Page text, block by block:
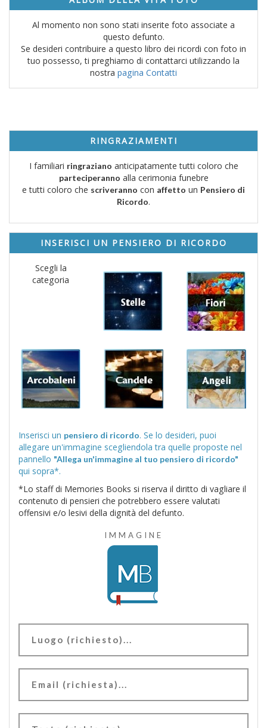
Al momento non sono stati inserite foto associate a
questo defunto.
Se desideri contribuire a questo libro dei ricordi con foto in
tuo possesso, ti preghiamo di contattarci utilizzando la
nostra pagina Contatti
RINGRAZIAMENTI
I familiari ringraziano anticipatamente tutti coloro che
parteciperanno alla cerimonia funebre
e tutti coloro che scriveranno con affetto un Pensiero di
Ricordo.
INSERISCI UN PENSIERO DI RICORDO
Scegli la
categoria
Inserisci un pensiero di ricordo. Se lo desideri, puoi
allegare un'immagine scegliendola tra quelle proposte nel
pannello "Allega un'immagine al tuo pensiero di ricordo"
qui sopra*.
*Lo staff di Memories Books si riserva il diritto di vagliare il
contenuto di pensieri che potrebbero essere valutati
offensivi e/o lesivi della dignità del defunto.
IMMAGINE